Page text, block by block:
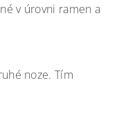
v úrovni ramen a
noze. Tím